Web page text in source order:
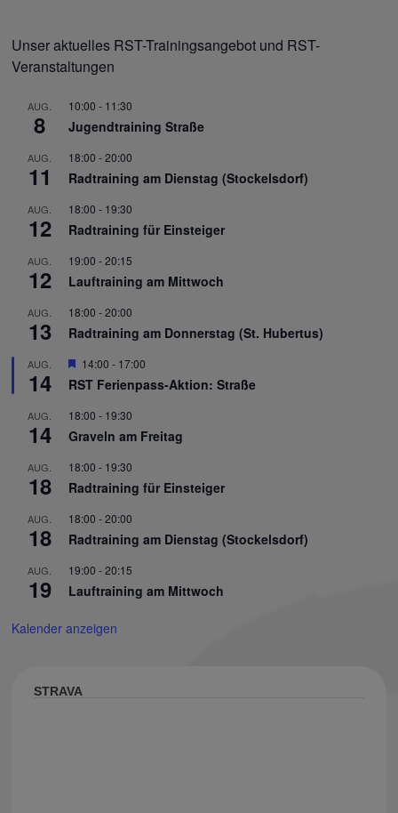
Unser aktuelles RST-Trainingsangebot und RST-
Veranstaltungen
AUG.
8
10:00 - 11:30
Jugendtraining Straße
AUG.
11
18:00 -20:00
Radtraining am Dienstag (Stockelsdorf)
AUG.
12
18:00 - 19:30
Radtraining für Einsteiger
AUG.
12
19:00 -20:15
Lauftraining am Mittwoch
AUG.
13
18:00 -20:00
Radtraining am Donnerstag (St. Hubertus)
AUG.
14
Hervorgehoben
14:00 - 17:00
RST Ferienpass-Aktion: Straße
AUG.
14
18:00 - 19:30
Graveln am Freitag
AUG.
18
18:00 - 19:30
Radtraining für Einsteiger
AUG.
18
18:00 -20:00
Radtraining am Dienstag (Stockelsdorf)
AUG.
19
19:00 -20:15
Lauftraining am Mittwoch
Kalender anzeigen
STRAVA